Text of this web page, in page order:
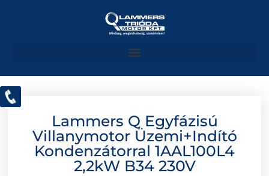
Lammers Q Egyfázisú
Villanymotor Üzemi+indító
Kondenzátorral 1AAL100L4
2,2kW B34 230V